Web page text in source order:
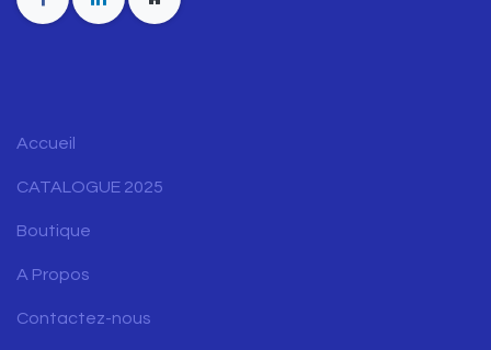
Accueil
CATALOGUE 2025
Boutique
A Propos
Contactez-nous